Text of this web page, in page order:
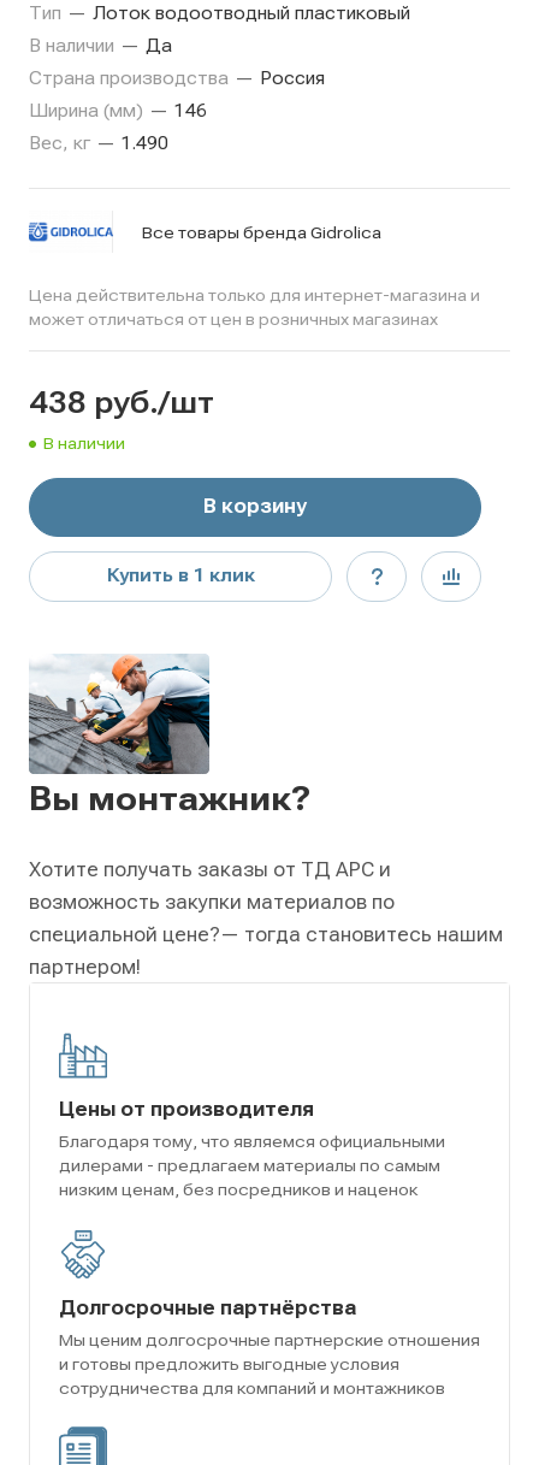
Тип — Лоток водоотводный пластиковый
В наличии — Да
Страна производства — Россия
Ширина (мм) — 146
Вес, кг — 1.490
Все товары бренда Gidrolica
Цена действительна только для интернет-магазина и
может отличаться от цен в розничных магазинах
438 руб./шт
В наличии
В корзину
Купить в 1 клик
Вы монтажник?
Хотите получать заказы от ТД АРС и
возможность закупки материалов по
специальной цене?— тогда становитесь нашим
партнером!
Цены от производителя
Благодаря тому, что являемся официальными
дилерами - предлагаем материалы по самым
низким ценам, без посредников и наценок
Долгосрочные партнёрства
Мы ценим долгосрочные партнерские отношения
и готовы предложить выгодные условия
сотрудничества для компаний и монтажников